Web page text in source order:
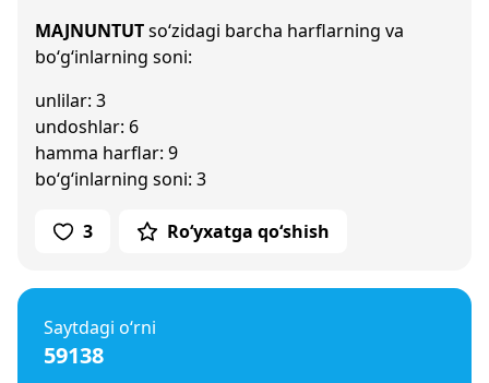
MAJNUNTUTso‘zidagi barcha harflarning va
bo‘g‘inlarning soni:
unlilar: 3
undoshlar: 6
hamma harflar: 9
bo‘g‘inlarning soni: 3
3 Ro‘yxatga qo‘shish
Saytdagi o‘rni
59138